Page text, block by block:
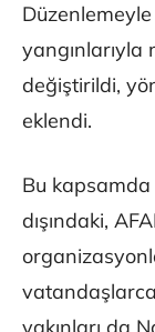
Düzenlemeyle
yangınlarıyla
değiştirildi,
eklendi.
Bu kapsamda
dışındaki,